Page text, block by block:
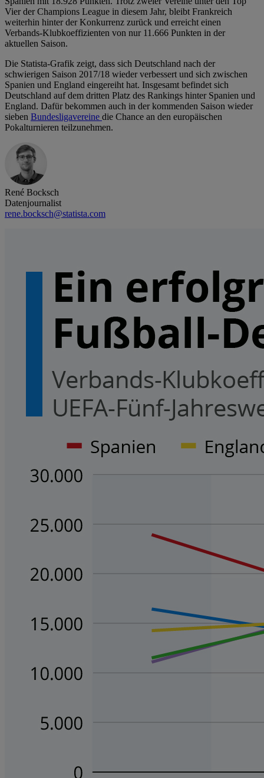
Vier der Champions League in diesem Jahr, bleibt Frankreich
weiterhin hinter der Konkurrenz zurück und erreicht einen
Verbands-Klubkoeffizienten von nur 11.666 Punkten in der
aktuellen Saison.
Die Statista-Grafik zeigt, dass sich Deutschland nach der
schwierigen Saison 2017/18 wieder verbessert und sich zwischen
Spanien und England eingereiht hat. Insgesamt befindet sich
Deutschland auf dem dritten Platz des Rankings hinter Spanien und
England. Dafür bekommen auch in der kommenden Saison wieder
sieben Bundesligavereine die Chance an den europäischen
Pokalturnieren teilzunehmen.
René Bocksch
Datenjournalist
rene.bocksch@statista.com